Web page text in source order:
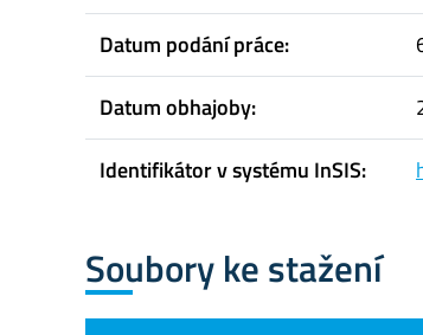
Datum podání práce:
Datum obhajoby:
Identifikátor v systému InSIS:
Soubory ke stažení